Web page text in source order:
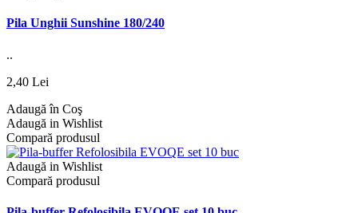
Pila Unghii Sunshine 180/240
..
2,40 Lei
Adaugă în Coş
Adaugă in Wishlist
Compară produsul
Adaugă in Wishlist
Compară produsul